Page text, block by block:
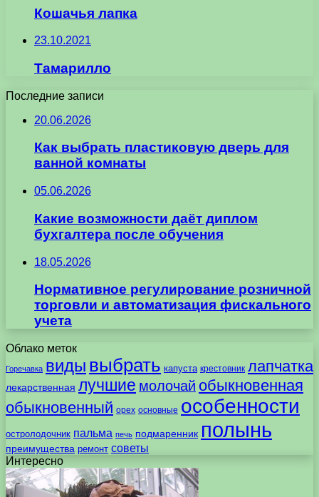
Кошачья лапка
23.10.2021
Тамарилло
Последние записи
20.06.2026
Как выбрать пластиковую дверь для
ванной комнаты
05.06.2026
Какие возможности даёт диплом
бухгалтера после обучения
18.05.2026
Нормативное регулирование розничной
торговли и автоматизация фискального
учета
Облако меток
Горечавка виды выбрать капуста крестовник лапчатка
лекарственная лучшие молочай обыкновенная
обыкновенный орех основные особенности
остролодочник пальма печь подмаренник полынь
преимущества ремонт советы
Интересно